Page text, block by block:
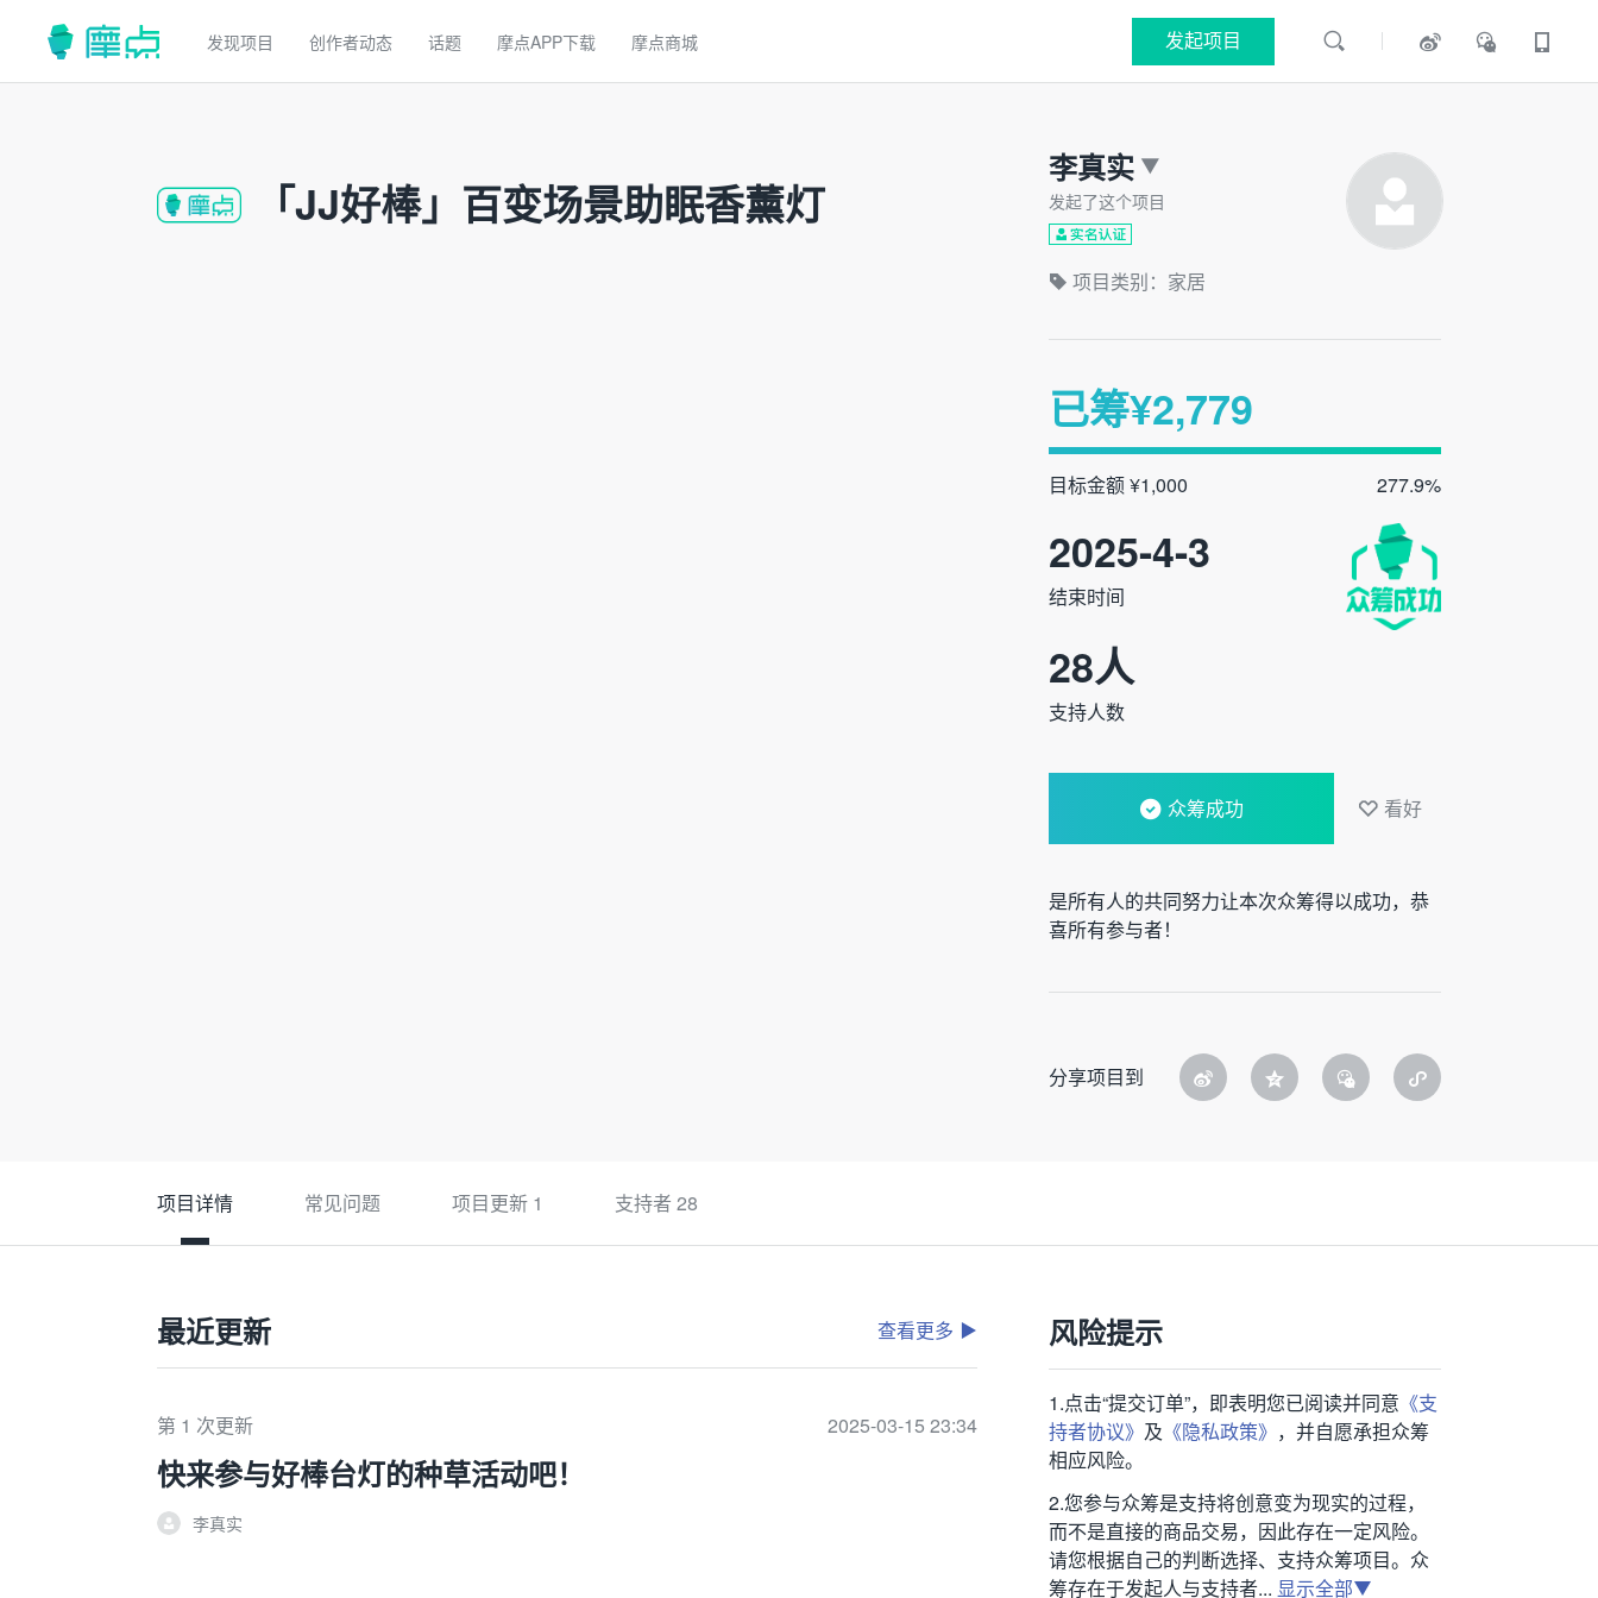
发现项目 创作者动态 话题 摩点APP下载 摩点商城 发起项目
「JJ好棒」百变场景助眠香薰灯
李真实
发起了这个项目
项目类别：家居
已筹¥2,779
目标金额 ¥1,000 277.9%
2025-4-3
结束时间
28人
支持人数
众筹成功 看好
是所有人的共同努力让本次众筹得以成功，恭
喜所有参与者！
分享项目到
项目详情 常见问题 项目更新 1 支持者 28
风险提示
1.点击“提交订单”，即表明您已阅读并同意 《支
持者协议》 及 《隐私政策》 ，并自愿承担众筹
相应风险。
2.您参与众筹是支持将创意变为现实的过程，
而不是直接的商品交易，因此存在一定风险。
请您根据自己的判断选择、支持众筹项目。众
筹存在于发起人与支持者... 显示全部
最近更新 查看更多
第 1 次更新 2025-03-15 23:34
快来参与好棒台灯的种草活动吧！
李真实